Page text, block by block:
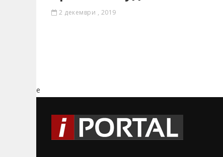
2 декември , 2019
e